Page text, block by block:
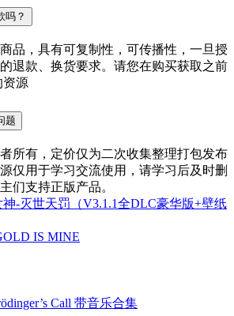
吗？
品，具有可复制性，可传播性，一旦授
退款、换货要求。请您在购买获取之前
资源
题
所有，定价仅为二次收集整理打包发布
仅用于学习交流使用，请学习后及时删
们支持正版产品。
-灭世天罚（V3.1.1全DLC豪华版+壁纸
IS MINE